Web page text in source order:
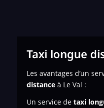
Taxi longue
Les avantages d’un
distance à Le Val :
Un service de taxi